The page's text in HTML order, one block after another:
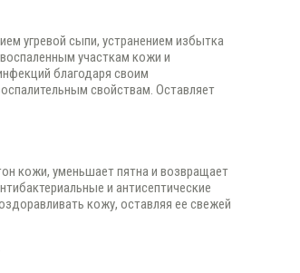
угревой сыпи, устранением избытка
участкам кожи и
благодаря своим
свойствам. Оставляет
кожи, уменьшает пятна и возвращает
и антисептические
кожу, оставляя ее свежей